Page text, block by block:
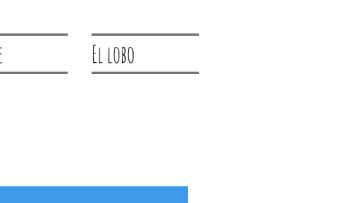
El lobo